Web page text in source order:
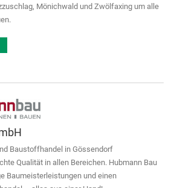
Mönichwald und Zwölfaxing um alle
Baustoffhandel in Gössendorf
Qualität in allen Bereichen. Hubmann Bau
Baumeisterleistungen und einen